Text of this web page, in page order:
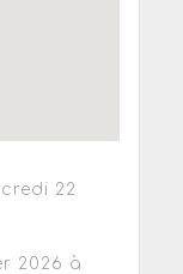
22
2026 à